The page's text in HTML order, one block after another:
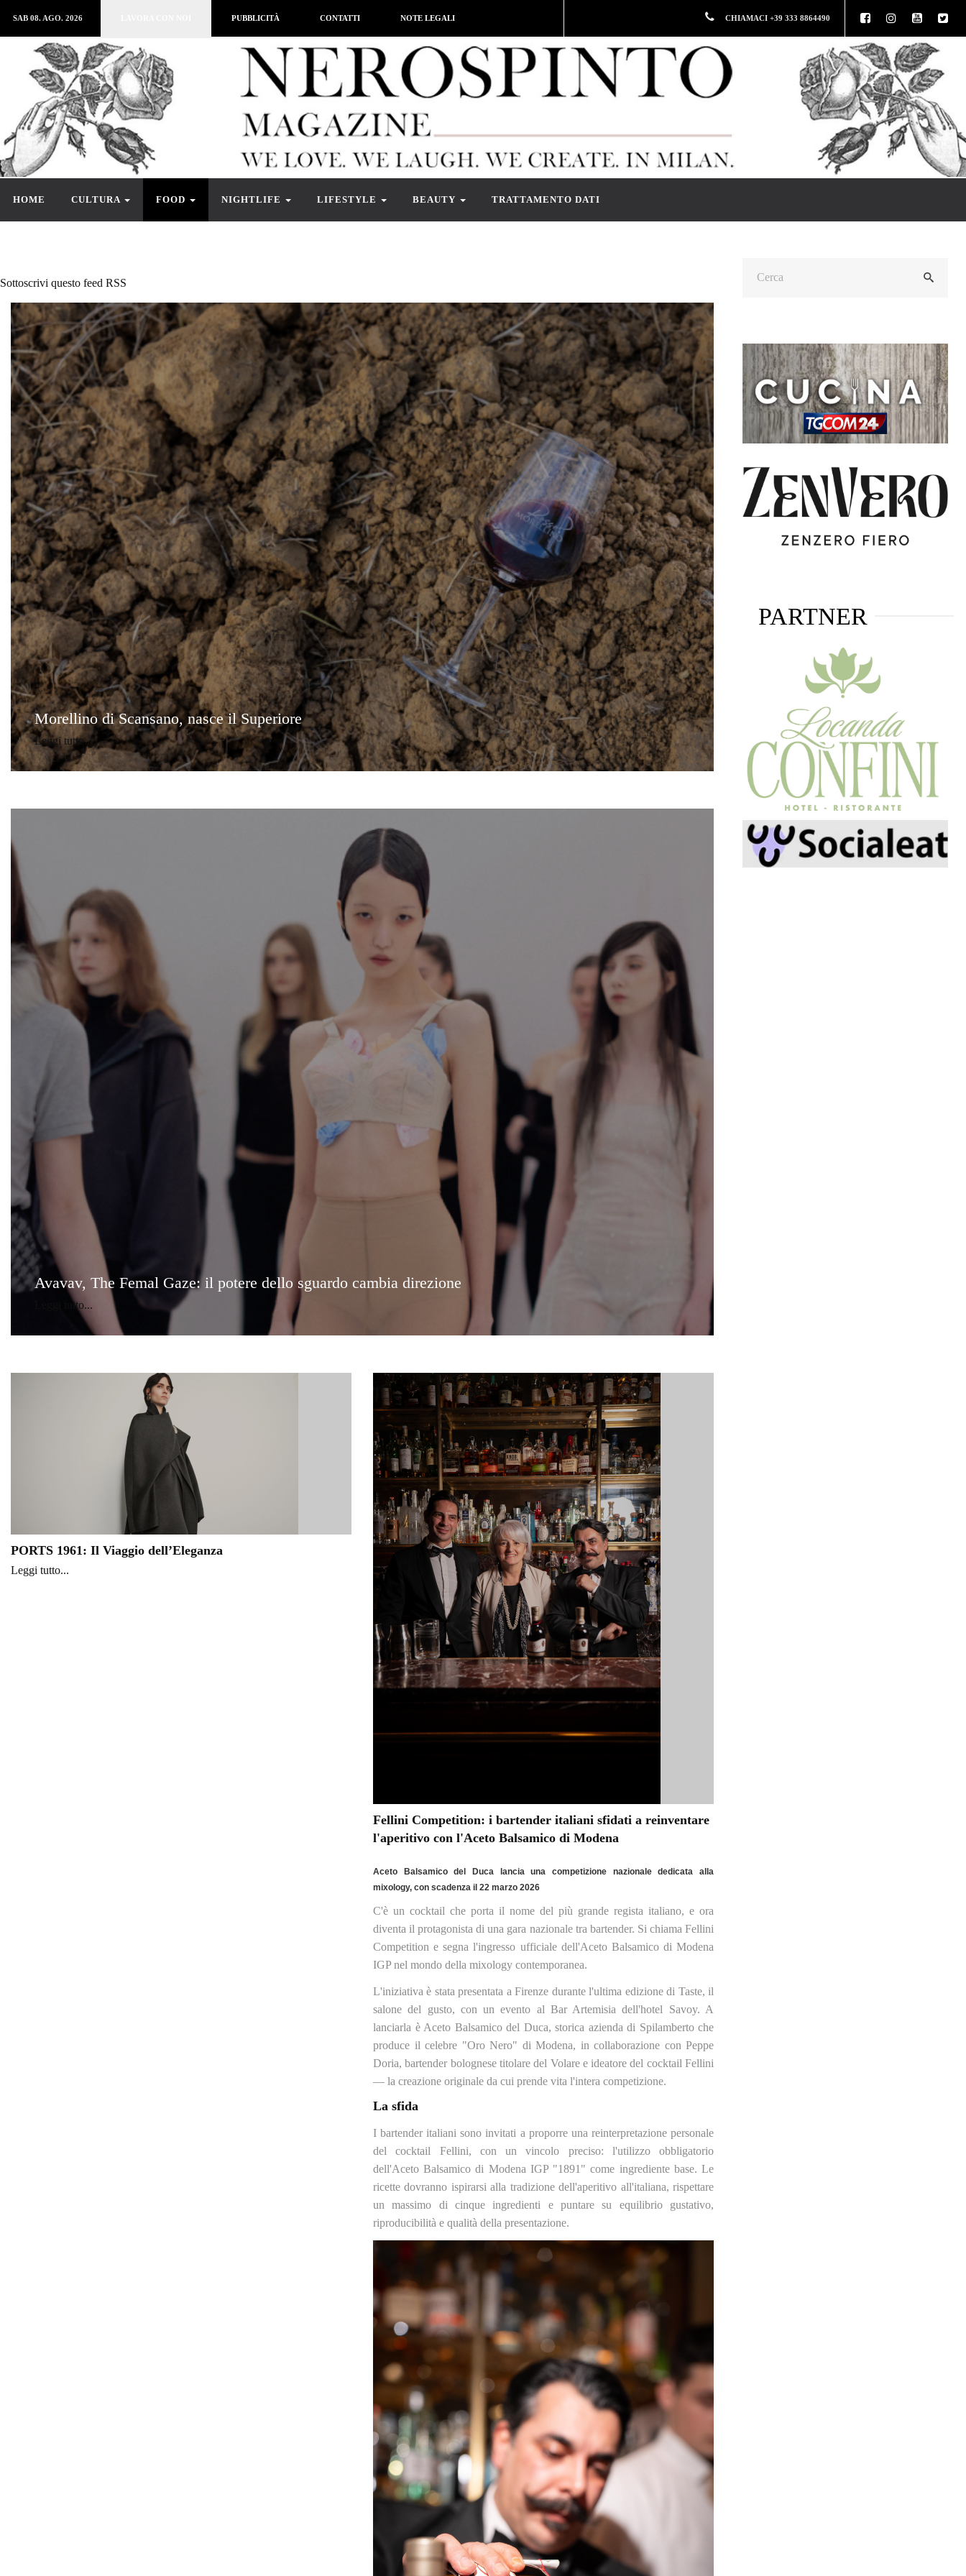
SAB 08. AGO. 2026 PUBBLICITÀ CONTATTI NOTE LEGALI CHIAMACI +39 333 8864490
HOME CULTURA FOOD NIGHTLIFE LIFESTYLE BEAUTY TRATTAMENTO DATI
Sottoscrivi questo feed RSS
Morellino di Scansano, nasce il Superiore
Leggi tutto...
Avavav, The Femal Gaze: il potere dello sguardo cambia direzione
Leggi tutto...
PORTS 1961: Il Viaggio dell’Eleganza
Leggi tutto...
Fellini Competition: i bartender italiani sfidati a reinventare
l'aperitivo con l'Aceto Balsamico di Modena
Aceto Balsamico del Duca lancia una competizione nazionale dedicata alla
mixology, con scadenza il 22 marzo 2026
C'è un cocktail che porta il nome del più grande regista italiano, e ora
diventa il protagonista di una gara nazionale tra bartender. Si chiama Fellini
Competition e segna l'ingresso ufficiale dell'Aceto Balsamico di Modena
IGP nel mondo della mixology contemporanea.
L'iniziativa è stata presentata a Firenze durante l'ultima edizione di Taste, il
salone del gusto, con un evento al Bar Artemisia dell'hotel Savoy. A
lanciarla è Aceto Balsamico del Duca, storica azienda di Spilamberto che
produce il celebre "Oro Nero" di Modena, in collaborazione con Peppe
Doria, bartender bolognese titolare del Volare e ideatore del cocktail Fellini
— la creazione originale da cui prende vita l'intera competizione.
La sfida
I bartender italiani sono invitati a proporre una reinterpretazione personale
del cocktail Fellini, con un vincolo preciso: l'utilizzo obbligatorio
dell'Aceto Balsamico di Modena IGP "1891" come ingrediente base. Le
ricette dovranno ispirarsi alla tradizione dell'aperitivo all'italiana, rispettare
un massimo di cinque ingredienti e puntare su equilibrio gustativo,
riproducibilità e qualità della presentazione.
PARTNER